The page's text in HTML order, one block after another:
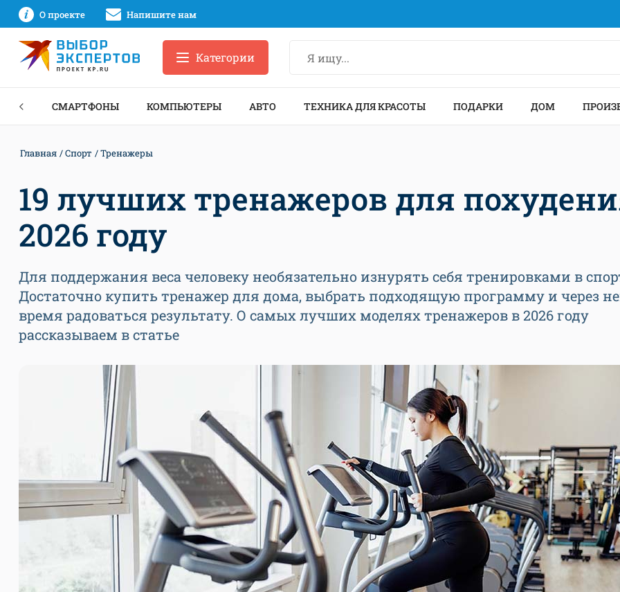
О проекте Напишите нам
Категории
СМАРТФОНЫ КОМПЬЮТЕРЫ АВТО ТЕХНИКА ДЛЯ КРАСОТЫ ПОДАРКИ ДОМ
Главная Спорт Тренажеры
19 лучших тренажеров для
2026 году
Для поддержания веса человеку необязательно изнурять себя тренировками в
Достаточно купить тренажер для дома, выбрать подходящую программу и через
время радоваться результату. О самых лучших моделях тренажеров в 2026 году
рассказываем в статье